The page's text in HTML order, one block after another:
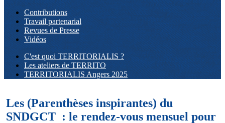
Contributions
Travail partenarial
Revues de Presse
Vidéos
C'est quoi TERRITORIALIS ?
Les ateliers de TERRITO
TERRITORIALIS Angers 2025
Les (Parenthèses inspirantes) du
SNDGCT : le rendez-vous mensuel pour